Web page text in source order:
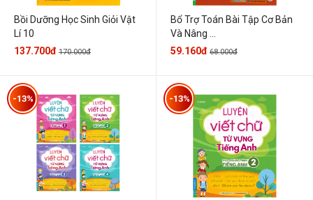
Bồi Dưỡng Học Sinh Giỏi Vật
Lí 10
137.700đ 170.000đ
Bổ Trợ Toán Bài Tập Cơ Bản
Và Nâng ...
59.160đ 68.000đ
-13% -13%